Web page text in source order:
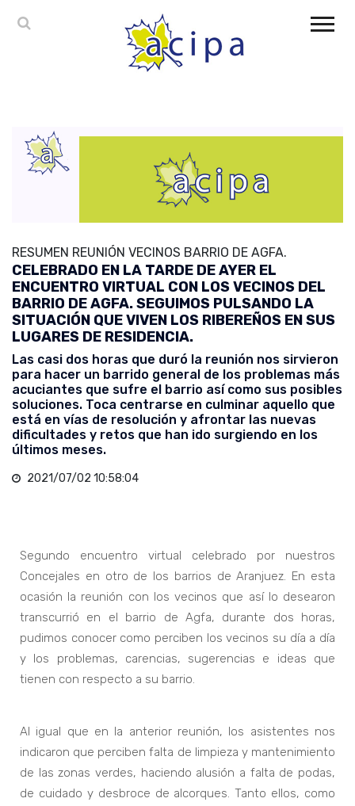
RESUMEN REUNIÓN VECINOS BARRIO DE AGFA.
CELEBRADO EN LA TARDE DE AYER EL
ENCUENTRO VIRTUAL CON LOS VECINOS DEL
BARRIO DE AGFA. SEGUIMOS PULSANDO LA
SITUACIÓN QUE VIVEN LOS RIBEREÑOS EN SUS
LUGARES DE RESIDENCIA.
Las casi dos horas que duró la reunión nos sirvieron
para hacer un barrido general de los problemas más
acuciantes que sufre el barrio así como sus posibles
soluciones. Toca centrarse en culminar aquello que
está en vías de resolución y afrontar las nuevas
dificultades y retos que han ido surgiendo en los
últimos meses.
2021/07/02 10:58:04
Segundo encuentro virtual celebrado por nuestros
Concejales en otro de los barrios de Aranjuez. En esta
ocasión la reunión con los vecinos que así lo desearon
transcurrió en el barrio de Agfa, durante dos horas,
pudimos conocer como perciben los vecinos su día a día
y los problemas, carencias, sugerencias e ideas que
tienen con respecto a su barrio.
Al igual que en la anterior reunión, los asistentes nos
indicaron que perciben falta de limpieza y mantenimiento
de las zonas verdes, haciendo alusión a falta de podas,
de cuidado y desbroce de alcorques. Tanto ellos, como